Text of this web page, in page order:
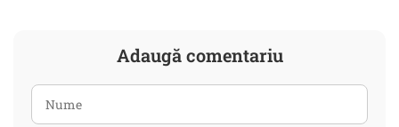
Adaugă comentariu